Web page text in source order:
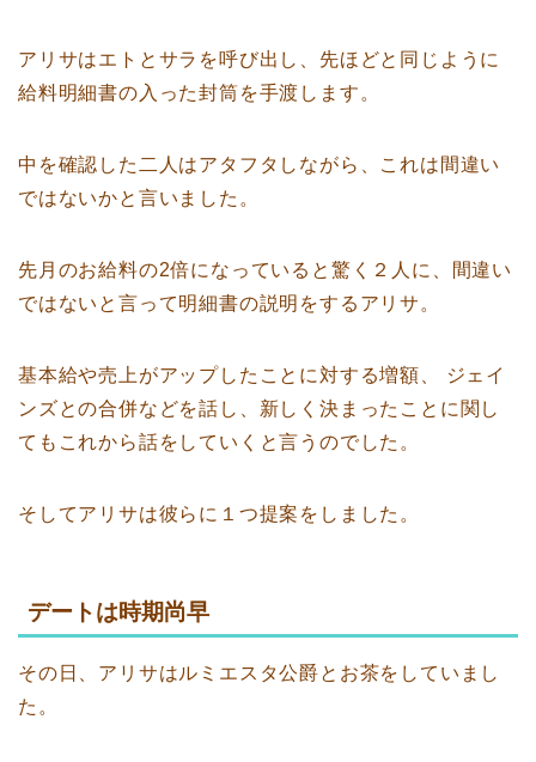
アリサはエトとサラを呼び出し、先ほどと同じように
給料明細書の入った封筒を手渡します。
中を確認した二人はアタフタしながら、これは間違い
ではないかと言いました。
先月のお給料の2倍になっていると驚く２人に、間違い
ではないと言って明細書の説明をするアリサ。
基本給や売上がアップしたことに対する増額、 ジェイ
ンズとの合併などを話し、新しく決まったことに関し
てもこれから話をしていくと言うのでした。
そしてアリサは彼らに１つ提案をしました。
デートは時期尚早
その日、アリサはルミエスタ公爵とお茶をしていまし
た。